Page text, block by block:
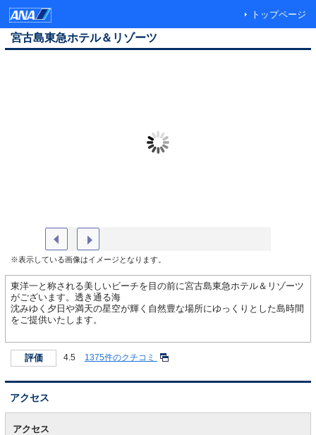
トップページ
宮古島東急ホテル＆リゾーツ
※表示している画像はイメージとなります。
東洋一と称される美しいビーチを目の前に宮古島東急ホテル＆リゾーツ
がございます。透き通る海
沈みゆく夕日や満天の星空が輝く自然豊な場所にゆっくりとした島時間
をご提供いたします。
評価 4.5 1375件のクチコミ
アクセス
アクセス